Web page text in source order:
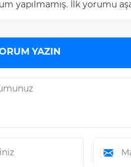
yapılmamış. İlk yorumu
YAZIN